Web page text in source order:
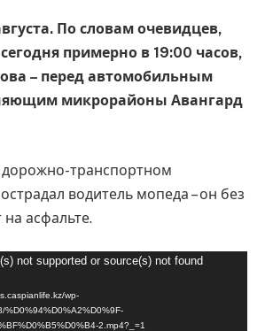
По словам очевидцев,
примерно в 19:00 часов,
– перед автомобильным
микрорайоны Авангард
дорожно-транспортном
водитель мопеда – он без
асфальте.
not supported or source(s) not found
wp-
2.mp4?_=1